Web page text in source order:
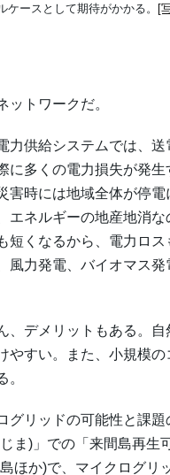
ケースとして期待がかかる。 [
ットワークだ。
力供給システムでは、送
に多くの電力損失が発
害時には地域全体が停
エネルギーの地産地消
短くなるから、電力ロ
風力発電、バイオマス
、デメリットもある。自
やすい。また、小規模
。
リッドの可能性と課題
ま)」での「来間島再生
ほか)で、マイクログリ